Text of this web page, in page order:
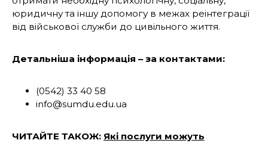
юридичну та іншу допомогу в межах реінтеграції
від військової служби до цивільного життя.
Детальніша інформація – за контактами:
(0542) 33 40 58
info@sumdu.edu.ua
ЧИТАЙТЕ ТАКОЖ: Які послуги можуть